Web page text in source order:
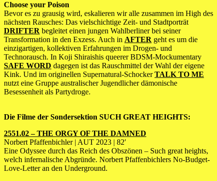
Choose your Poison
Bevor es zu grausig wird, eskalieren wir alle zusammen im High des
nächsten Rausches: Das vielschichtige Zeit- und Stadtporträt
DRIFTER begleitet einen jungen Wahlberliner bei seiner
Transformation in den Exzess. Auch in AFTER geht es um die
einzigartigen, kollektiven Erfahrungen im Drogen- und
Technorausch. In Koji Shiraishis queerer BDSM-Mockumentary
SAFE WORD dagegen ist das Rauschmittel der Wahl der eigene
Kink. Und im originellen Supernatural-SchockerTALK TO ME
nutzt eine Gruppe australischer Jugendlicher dämonische
Besessenheit als Partydroge.
Die Filme der Sondersektion SUCH GREAT HEIGHTS:
2551.02 – THE ORGY OF THE DAMNED
Norbert Pfaffenbichler | AUT 2023 | 82′
Eine Odyssee durch das Reich des Obszönen – Such great heights,
welch infernalische Abgründe. Norbert Pfaffenbichlers No-Budget-
Love-Letter an den Underground.